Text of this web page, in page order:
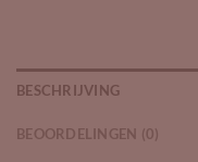
BESCHRIJVING
BEOORDELINGEN (0)